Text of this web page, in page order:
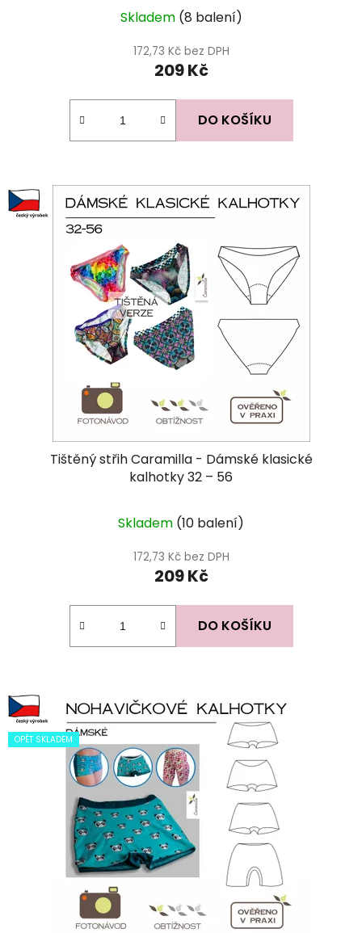
Skladem (8 balení)
172,73 Kč bez DPH
209 Kč
DO KOŠÍKU
Tištěný střih Caramilla - Dámské klasické
kalhotky 32 – 56
Skladem (10 balení)
172,73 Kč bez DPH
209 Kč
DO KOŠÍKU
OPĚT SKLADEM